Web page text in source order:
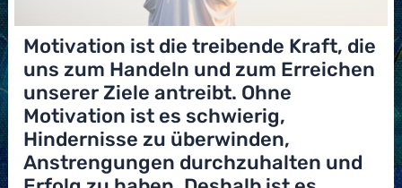
Motivation ist die treibende Kraft, die
uns zum Handeln und zum Erreichen
unserer Ziele antreibt. Ohne
Motivation ist es schwierig,
Hindernisse zu überwinden,
Anstrengungen durchzuhalten und